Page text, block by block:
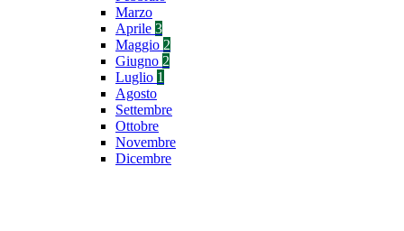
Marzo
Aprile 3
Maggio 2
Giugno 2
Luglio 1
Agosto
Settembre
Ottobre
Novembre
Dicembre